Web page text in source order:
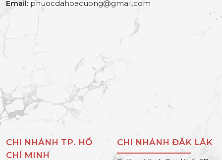
Email: phuocdahoacuong@gmail.com
CHI NHÁNH TP. HỒ
CHÍ MINH
CHI NHÁNH ĐĂK LĂK